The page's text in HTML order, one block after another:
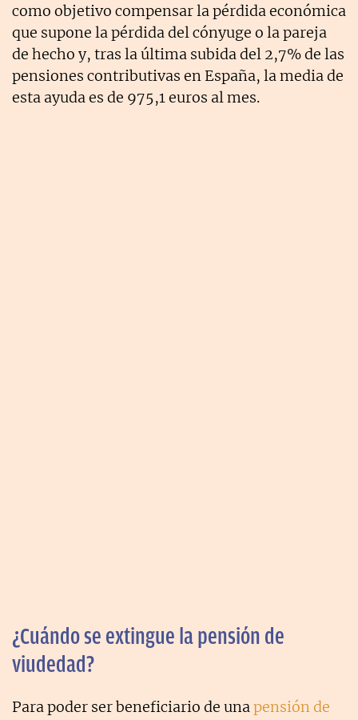
como objetivo compensar la pérdida económica
que supone la pérdida del cónyuge o la pareja
de hecho y, tras la última subida del 2,7% de las
pensiones contributivas en España, la media de
esta ayuda es de 975,1 euros al mes.
¿Cuándo se extingue la pensión de
viudedad?
Para poder ser beneficiario de unapensión de